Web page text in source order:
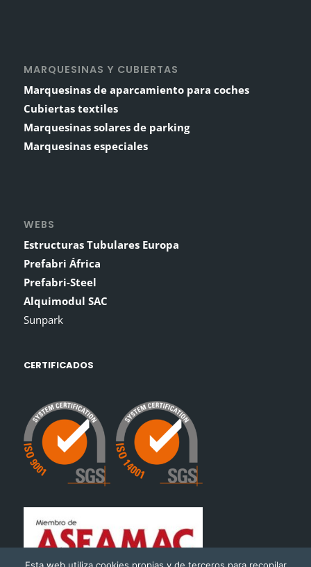
MARQUESINAS Y CUBIERTAS
Marquesinas de aparcamiento para coches
Cubiertas textiles
Marquesinas solares de parking
Marquesinas especiales
WEBS
Estructuras Tubulares Europa
Prefabri África
Prefabri-Steel
Alquimodul SAC
Sunpark
CERTIFICADOS